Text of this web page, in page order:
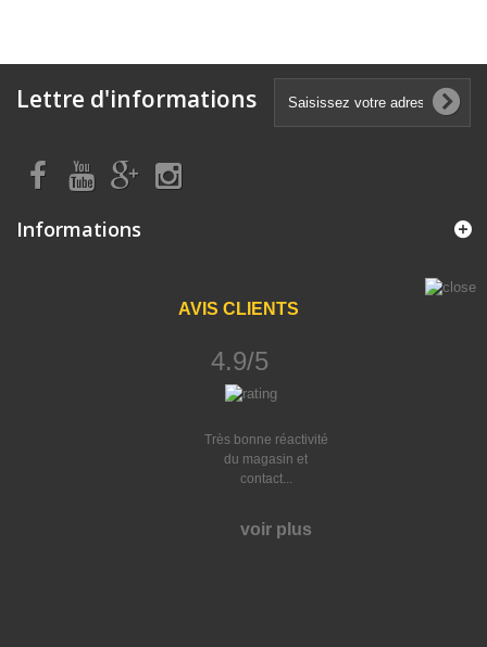
Lettre d'informations
Informations
AVIS CLIENTS
4.9/5
Très bonne réactivité
du magasin et
contact...
voir plus